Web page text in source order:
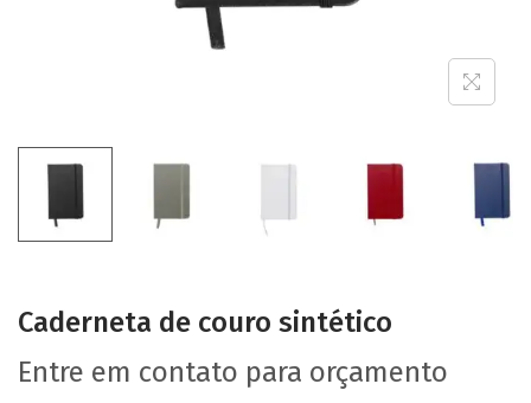
Caderneta de couro sintético
Entre em contato para orçamento